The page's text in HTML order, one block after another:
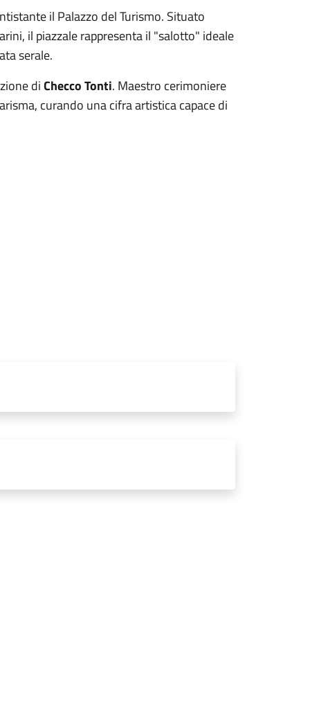
il Palazzo del Turismo. Situato
il piazzale rappresenta il "salotto" ideale
serale.
diChecco Tonti. Maestro cerimoniere
curando una cifra artistica capace di